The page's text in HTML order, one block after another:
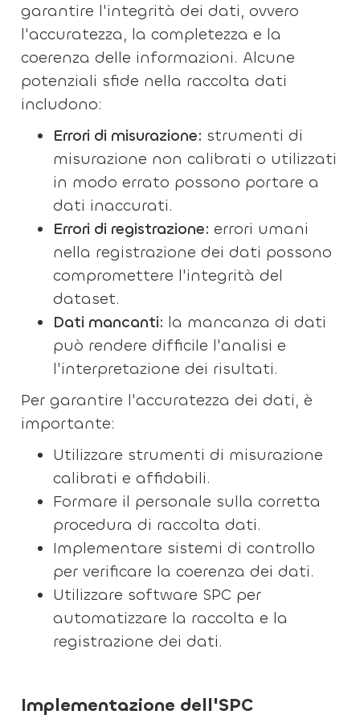
garantire l'integrità dei dati, ovvero
l'accuratezza, la completezza e la
coerenza delle informazioni. Alcune
potenziali sfide nella raccolta dati
includono:
Errori di misurazione: strumenti di
misurazione non calibrati o utilizzati
in modo errato possono portare a
dati inaccurati.
Errori di registrazione: errori umani
nella registrazione dei dati possono
compromettere l'integrità del
dataset.
Dati mancanti: la mancanza di dati
può rendere difficile l'analisi e
l'interpretazione dei risultati.
Per garantire l'accuratezza dei dati, è
importante:
Utilizzare strumenti di misurazione
calibrati e affidabili.
Formare il personale sulla corretta
procedura di raccolta dati.
Implementare sistemi di controllo
per verificare la coerenza dei dati.
Utilizzare software SPC per
automatizzare la raccolta e la
registrazione dei dati.
Implementazione dell'SPC